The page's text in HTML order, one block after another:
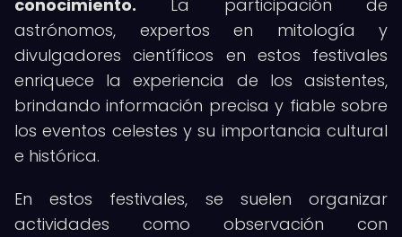
conocimiento. La participación de
astrónomos, expertos en mitología y
divulgadores científicos en estos festivales
enriquece la experiencia de los asistentes,
brindando información precisa y fiable sobre
los eventos celestes y su importancia cultural
e histórica.
En estos festivales, se suelen organizar
actividades como observación con